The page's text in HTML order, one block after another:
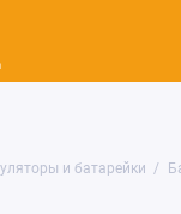
и батарейки